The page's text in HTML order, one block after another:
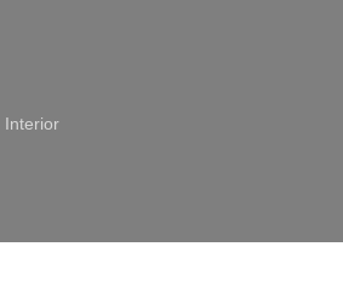
Interior